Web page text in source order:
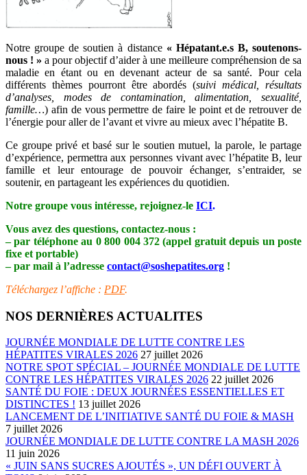
Notre groupe de soutien à distance « Hépatant.e.s B, soutenons-
nous ! » a pour objectif d’aider à une meilleure compréhension de sa
maladie en étant ou en devenant acteur de sa santé. Pour cela
différents thèmes pourront être abordés (suivi médical, résultats
d’analyses, modes de contamination, alimentation, sexualité,
famille…) afin de vous permettre de faire le point et de retrouver de
l’énergie pour aller de l’avant et vivre au mieux avec l’hépatite B.
Ce groupe privé et basé sur le soutien mutuel, la parole, le partage
d’expérience, permettra aux personnes vivant avec l’hépatite B, leur
famille et leur entourage de pouvoir échanger, s’entraider, se
soutenir, en partageant les expériences du quotidien.
Notre groupe vous intéresse, rejoignez-le ICI.
Vous avez des questions, contactez-nous :
–par téléphone au 0 800 004 372 (appel gratuit depuis un poste
fixe et portable)
– par mail à l’adresse contact@soshepatites.org !
Téléchargez l’affiche : PDF.
NOS DERNIÈRES ACTUALITES
JOURNÉE MONDIALE DE LUTTE CONTRE LES
HÉPATITES VIRALES 2026 27 juillet 2026
NOTRE SPOT SPÉCIAL – JOURNÉE MONDIALE DE LUTTE
CONTRE LES HÉPATITES VIRALES 2026 22 juillet 2026
SANTÉ DU FOIE : DEUX JOURNÉES ESSENTIELLES ET
DISTINCTES ! 13 juillet 2026
LANCEMENT DE L’INITIATIVE SANTÉ DU FOIE & MASH
7 juillet 2026
JOURNÉE MONDIALE DE LUTTE CONTRE LA MASH 2026
11 juin 2026
« JUIN SANS SUCRES AJOUTÉS », UN DÉFI OUVERT À